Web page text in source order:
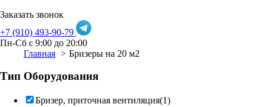
Заказать звонок
+7 (910) 493-90-79
Пн-Сб с 9:00 до 20:00
Главная
Бризеры на 20 м2
Тип Оборудования
Бризер, приточная вентиляция(1)